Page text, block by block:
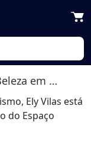
em Londrina
Ely Vilas está
do Espaço